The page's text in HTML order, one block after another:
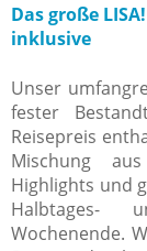
Das große
inklusive
Unser
fester
Reisepreis
Mischung
Highlights und
Halbtages-
Wochenende.